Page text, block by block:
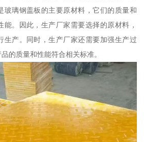
玻璃钢盖板的主要原材料，它们的质量和
能。因此，生产厂家需要选择的原材料，
生产。同时，生产厂家还需要加强生产过
的质量和性能符合相关标准。